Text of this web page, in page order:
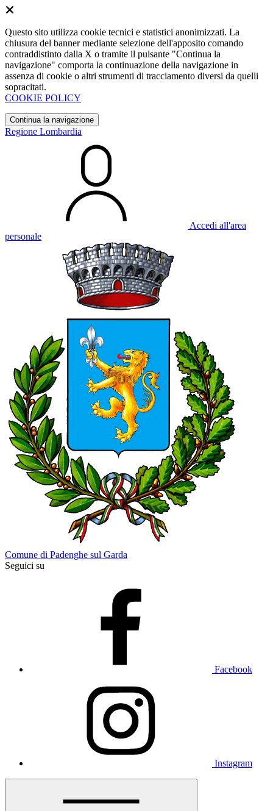
Questo sito utilizza cookie tecnici e statistici anonimizzati. La
chiusura del banner mediante selezione dell'apposito comando
contraddistinto dalla X o tramite il pulsante "Continua la
navigazione" comporta la continuazione della navigazione in
assenza di cookie o altri strumenti di tracciamento diversi da quelli
sopracitati.
COOKIE POLICY
Continua la navigazione
Regione Lombardia
Accedi all'area
personale
Comune di Padenghe sul Garda
Seguici su
Facebook
Instagram